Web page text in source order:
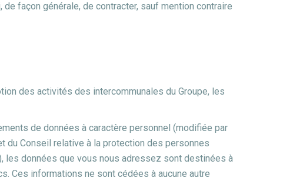
façon générale, de contracter, sauf mention contraire
des activités des intercommunales du Groupe, les
de données à caractère personnel (modifiée par
du Conseil relative à la protection des personnes
les données que vous nous adressez sont destinées à
Ces informations ne sont cédées à aucune autre